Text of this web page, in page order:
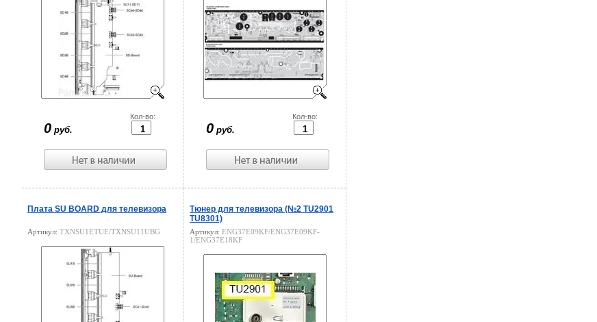
0 руб.
Кол-во:
0 руб.
Кол-во:
Плата SU BOARD для телевизора
Артикул: TXNSU1ETUE/TXNSU11UBG
Тюнер для телевизора (№2 TU2901
TU8301)
Артикул: ENG37E09KF/ENG37E09KF-
1/ENG37E18KF